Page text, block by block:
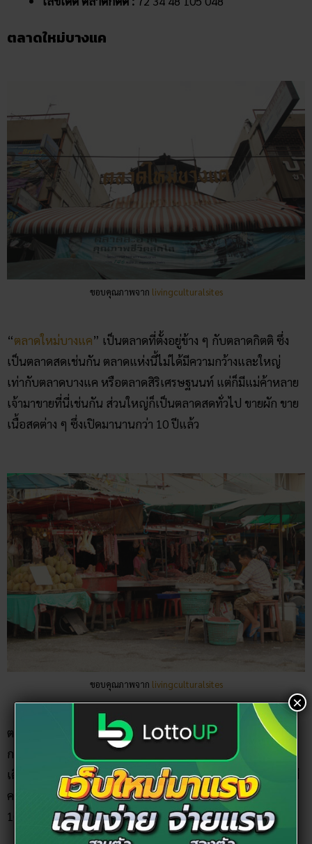
ขอบคุณภาพจากlivingculturalsites
“ตลาดใหม่บางแค ” เป็นตลาดที่ตั้งอยู่ข้าง ๆ กับตลาดกิตติ ซึ่ง
เป็นตลาดสดเช่นกัน ตลาดแห่งนี้ไม่ได้มีความกว้างและใหญ่
เท่ากับตลาดบางแค หรือตลาดสิริเศรษฐนนท์ แต่ก็มีแม่ค้าหลาย
เจ้ามาขายที่นี่เช่นกัน ส่วนใหญ่ก็เป็นตลาดสดทั่วไป ขายผัก ขาย
เนื้อสดต่าง ๆ ซึ่งเปิดมานานกว่า 10 ปีแล้ว
ขอบคุณภาพจาก livingculturalsites
ตลาดแห่งนี้ไม่ได้มีสิ่งโดดเด่นแตกต่างจากตลาดอื่น ๆ ในระแว
กมาก แต่ผู้คนส่วนใหญ่ชื่นชอบที่อาหารอร่อย ราคาถูก สามารถ
เดินทางได้สะดวก ไม่ต้องเข้าไปลึกก็สามารถจับจ่ายซื้อของได้ มี
10 โมง จะได้ราคาดี และมีขนมหวานเจ้าอร่อยอีกด้วย
ซอยเลิศกิจ แขวงบางแคเหนือ เขตบางแค
กรุงเทพมหานคร
เลขเด็ด ตลาดใหม่บางแค :10 01
ตลาดวันเดอร์
×